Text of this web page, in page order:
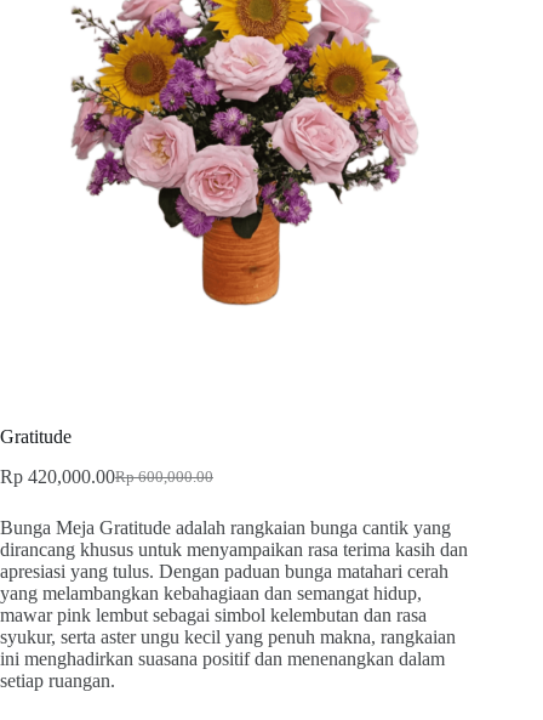
Gratitude
Rp600,000.00
Rp 420,000.00
Bunga Meja Gratitude adalah rangkaian bunga cantik yang
dirancang khusus untuk menyampaikan rasa terima kasih dan
apresiasi yang tulus. Dengan paduan bunga matahari cerah
yang melambangkan kebahagiaan dan semangat hidup,
mawar pink lembut sebagai simbol kelembutan dan rasa
syukur, serta aster ungu kecil yang penuh makna, rangkaian
ini menghadirkan suasana positif dan menenangkan dalam
setiap ruangan.